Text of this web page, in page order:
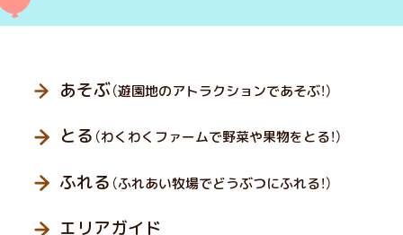
あそぶ（遊園地のアトラクションであそぶ！）
とる （わくわくファームで野菜や果物をとる！）
ふれる （ふれあい牧場でどうぶつにふれる！）
エリアガイド